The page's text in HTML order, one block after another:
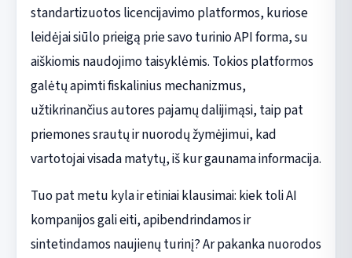
standartizuotos licencijavimo platformos, kuriose
leidėjai siūlo prieigą prie savo turinio API forma, su
aiškiomis naudojimo taisyklėmis. Tokios platformos
galėtų apimti fiskalinius mechanizmus,
užtikrinančius autores pajamų dalijimąsi, taip pat
priemones srautų ir nuorodų žymėjimui, kad
vartotojai visada matytų, iš kur gaunama informacija.
Tuo pat metu kyla ir etiniai klausimai: kiek toli AI
kompanijos gali eiti, apibendrindamos ir
sintetindamos naujienų turinį? Ar pakanka nuorodos